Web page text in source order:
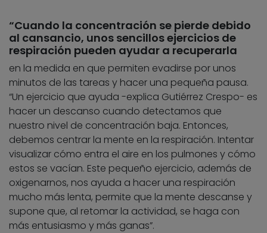
“Cuando la concentración se pierde debido
al cansancio, unos sencillos ejercicios de
respiración pueden ayudar a recuperarla
en la medida en que permiten evadirse por unos
minutos de las tareas y hacer una pequeña pausa.
“Un ejercicio que ayuda -explica Gutiérrez Crespo- es
hacer un descanso cuando detectamos que
nuestro nivel de concentración baja. Entonces,
debemos centrar la mente en la respiración. Intentar
visualizar cómo entra el aire en los pulmones y cómo
estos se vacían. Este pequeño ejercicio, además de
oxigenarnos, nos ayuda a hacer una respiración
mucho más lenta, permite que la mente descanse y
supone que, al retomar la actividad, se haga con
más entusiasmo y más ganas”.